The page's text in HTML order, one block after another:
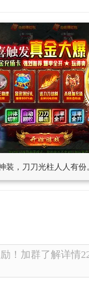
装，刀刀光柱人人有份
！加群了解详情